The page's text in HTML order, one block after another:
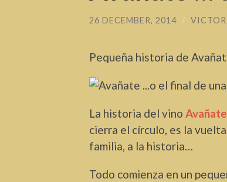
26 DECEMBER, 2014 / VICTOR
Pequeña historia de
La historia del vino Avañate
cierra el círculo, es la
familia, a la historia…
Todo comienza en un